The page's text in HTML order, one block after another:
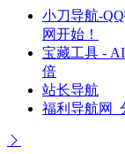
小刀导航-
网开始！
宝藏工具 -
倍
站长导航
福利导航网_